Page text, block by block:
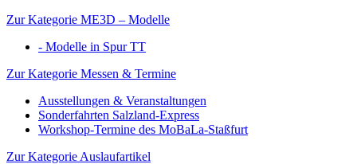
Zur Kategorie ME3D – Modelle
- Modelle in Spur TT
Zur Kategorie Messen & Termine
Ausstellungen & Veranstaltungen
Sonderfahrten Salzland-Express
Workshop-Termine des MoBaLa-Staßfurt
Zur Kategorie Auslaufartikel